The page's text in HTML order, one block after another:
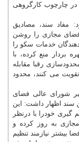
چارچوب کارگروهی
مفاد سند، مصادیق
فضای مجازی را روشن
دهندگان خدمات سکو را
­بردار منع کرده، با
رقبا مقابله
می کنند، محدود
شورای عالی فضای
سند اظهار داشت: این
گیری خودرا با درنظر
به روز کرده و
بیشتر نیازمند تنظیم